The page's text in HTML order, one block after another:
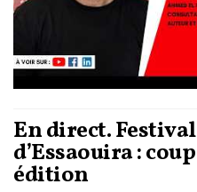
En direct.
d’Essaouira :
édition